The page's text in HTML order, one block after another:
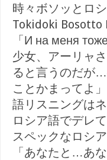
時々ボソッとロ
Tokidoki Bosotto
「И на меня
少女、アーリャ
ると言うのだが
ことかまってよ
語リスニングは
ロシア語でデレ
スペックなロシ
「あなたと…あ